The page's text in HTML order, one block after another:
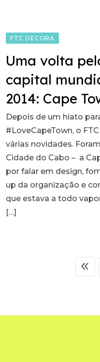
FTC DECORA
Uma volta
capital
2014: Cape
Depois de um hiato
#LoveCapeTown, o
várias novidades.
Cidade do Cabo – a
por falar em design,
up da organização e
que estava a todo
[…]